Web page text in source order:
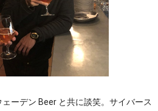
ーデン Beer と共に談笑。サイバース